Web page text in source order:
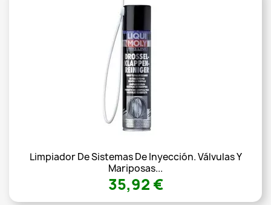
Limpiador De Sistemas De Inyección. Válvulas Y
Mariposas...
35,92 €